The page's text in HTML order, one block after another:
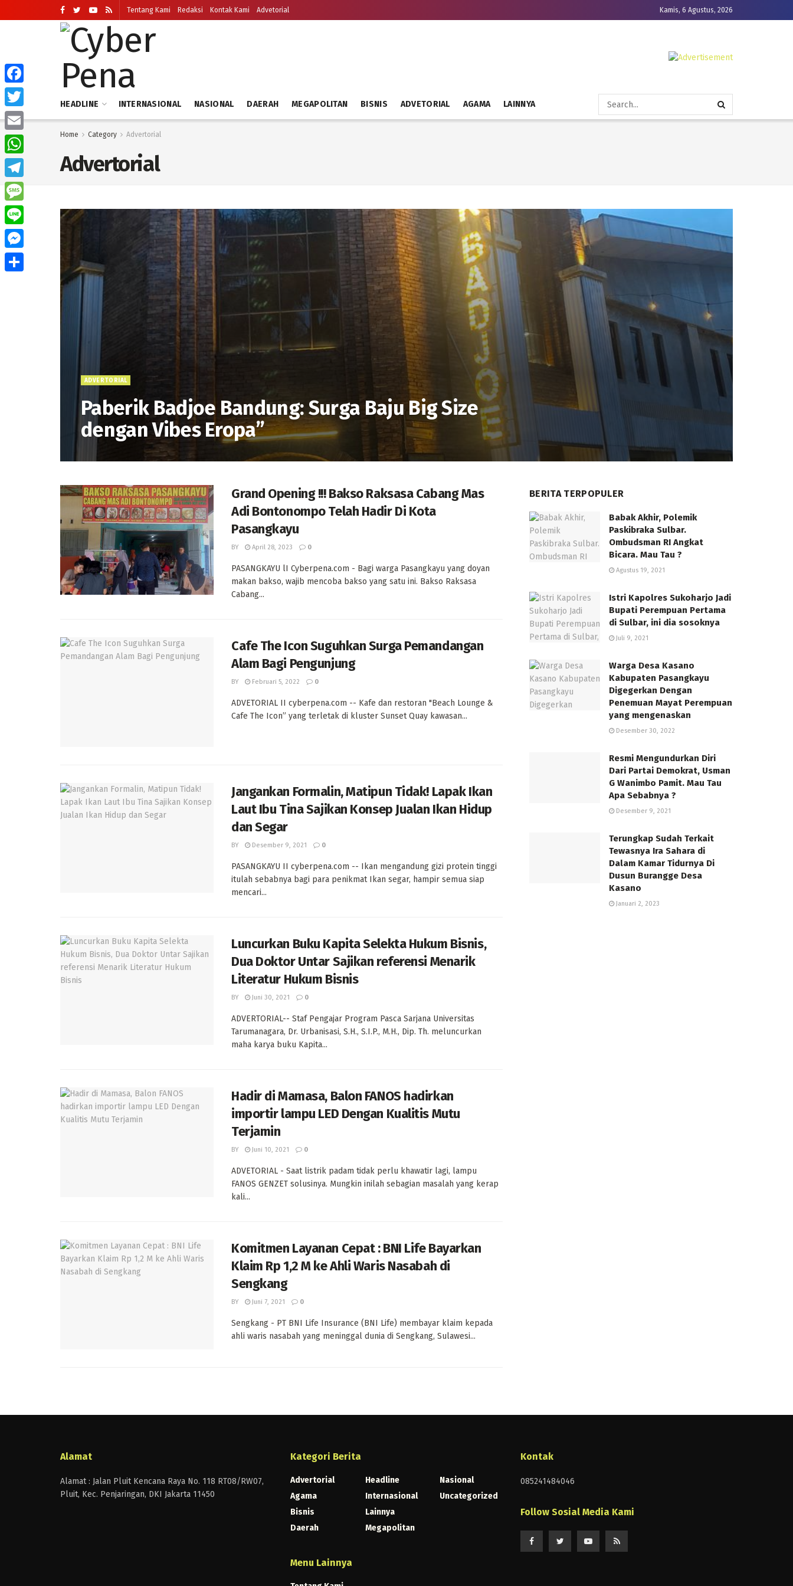
Tentang Kami Redaksi Kontak Kami Advetorial Kamis, 6 Agustus, 2026
HEADLINE INTERNASIONAL NASIONAL DAERAH MEGAPOLITAN BISNIS ADVETORIAL AGAMA LAINNYA
Home Category Advertorial
Advertorial
ADVERTORIAL
Paberik Badjoe Bandung: Surga Baju Big Size
dengan Vibes Eropa”
Grand Opening !!! Bakso Raksasa Cabang Mas
Adi Bontonompo Telah Hadir Di Kota
Pasangkayu
BY April 28, 2023 0
PASANGKAYU lI Cyberpena.com - Bagi warga Pasangkayu yang doyan
makan bakso, wajib mencoba bakso yang satu ini. Bakso Raksasa
Cabang...
Cafe The Icon Suguhkan Surga Pemandangan
Alam Bagi Pengunjung
BY Februari 5, 2022 0
ADVETORIAL II cyberpena.com -- Kafe dan restoran "Beach Lounge &
Cafe The Icon” yang terletak di kluster Sunset Quay kawasan...
Jangankan Formalin, Matipun Tidak! Lapak Ikan
Laut Ibu Tina Sajikan Konsep Jualan Ikan Hidup
dan Segar
BY Desember 9, 2021 0
PASANGKAYU II cyberpena.com -- Ikan mengandung gizi protein tinggi
itulah sebabnya bagi para penikmat Ikan segar, hampir semua siap
mencari...
Luncurkan Buku Kapita Selekta Hukum Bisnis,
Dua Doktor Untar Sajikan referensi Menarik
Literatur Hukum Bisnis
BY Juni 30, 2021 0
ADVERTORIAL-- Staf Pengajar Program Pasca Sarjana Universitas
Tarumanagara, Dr. Urbanisasi, S.H., S.I.P., M.H., Dip. Th. meluncurkan
maha karya buku Kapita...
Hadir di Mamasa, Balon FANOS hadirkan
importir lampu LED Dengan Kualitis Mutu
Terjamin
BY Juni 10, 2021 0
ADVETORIAL - Saat listrik padam tidak perlu khawatir lagi, lampu
FANOS GENZET solusinya. Mungkin inilah sebagian masalah yang kerap
kali...
Komitmen Layanan Cepat : BNI Life Bayarkan
Klaim Rp 1,2 M ke Ahli Waris Nasabah di
Sengkang
BY Juni 7, 2021 0
Sengkang - PT BNI Life Insurance (BNI Life) membayar klaim kepada
ahli waris nasabah yang meninggal dunia di Sengkang, Sulawesi...
BERITA TERPOPULER
Babak Akhir, Polemik
Paskibraka Sulbar.
Ombudsman RI Angkat
Bicara. Mau Tau ?
Agustus 19, 2021
Istri Kapolres Sukoharjo Jadi
Bupati Perempuan Pertama
di Sulbar, ini dia sosoknya
Juli 9, 2021
Warga Desa Kasano
Kabupaten Pasangkayu
Digegerkan Dengan
Penemuan Mayat Perempuan
yang mengenaskan
Desember 30, 2022
Resmi Mengundurkan Diri
Dari Partai Demokrat, Usman
G Wanimbo Pamit. Mau Tau
Apa Sebabnya ?
Desember 9, 2021
Terungkap Sudah Terkait
Tewasnya Ira Sahara di
Dalam Kamar Tidurnya Di
Dusun Burangge Desa
Kasano
Januari 2, 2023
Alamat
Alamat : Jalan Pluit Kencana Raya No. 118 RT08/RW07,
Pluit, Kec. Penjaringan, DKI Jakarta 11450
Kategori Berita
Advertorial
Agama
Bisnis
Daerah
Headline
Internasional
Lainnya
Megapolitan
Nasional
Uncategorized
Menu Lainnya
Kontak
085241484046
Follow Sosial Media Kami
Facebook
Twitter
Email
WhatsApp
Telegram
Message
Line
Messenger